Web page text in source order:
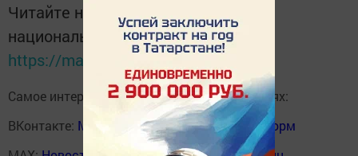
Читайте новости Татарстана в
национальном мессенджере MАХ:
https://max.ru/tatmedia
Самое интересное в наших социальных сетях:
ВКонтакте: Мензелинск news - Мензеля-информ